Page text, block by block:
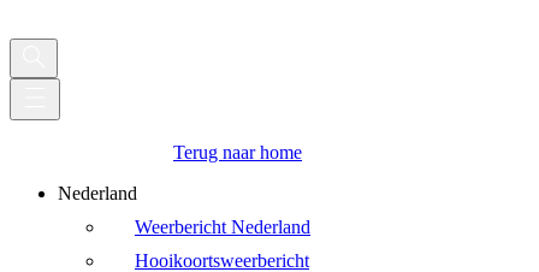
Terug naar home
Nederland
Weerbericht Nederland
Hooikoortsweerbericht